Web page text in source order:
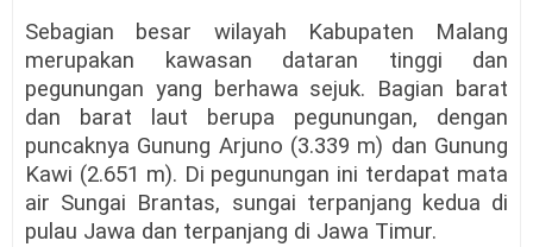
Sebagian besar wilayah Kabupaten Malang
merupakan kawasan dataran tinggi dan
pegunungan yang berhawa sejuk. Bagian barat
dan barat laut berupa pegunungan, dengan
puncaknya Gunung Arjuno (3.339 m) dan Gunung
Kawi (2.651 m). Di pegunungan ini terdapat mata
air Sungai Brantas, sungai terpanjang kedua di
pulau Jawa dan terpanjang di Jawa Timur.